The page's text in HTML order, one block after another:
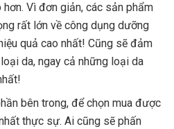
Vì đơn giản, các sản phẩm
rất lớn về công dụng dưỡng
quả cao nhất! Cũng sẽ đảm
da, ngay cả những loại da
bên trong, để chọn mua được
thực sự. Ai cũng sẽ phấn